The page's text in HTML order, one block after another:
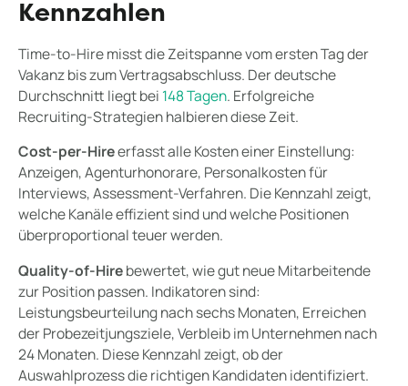
Kennzahlen
Time-to-Hire misst die Zeitspanne vom ersten Tag der
Vakanz bis zum Vertragsabschluss. Der deutsche
Durchschnitt liegt bei 148 Tagen. Erfolgreiche
Recruiting-Strategien halbieren diese Zeit.
Cost-per-Hireerfasst alle Kosten einer Einstellung:
Anzeigen, Agenturhonorare, Personalkosten für
Interviews, Assessment-Verfahren. Die Kennzahl zeigt,
welche Kanäle effizient sind und welche Positionen
überproportional teuer werden.
Quality-of-Hirebewertet, wie gut neue Mitarbeitende
zur Position passen. Indikatoren sind:
Leistungsbeurteilung nach sechs Monaten, Erreichen
der Probezeitjungsziele, Verbleib im Unternehmen nach
24 Monaten. Diese Kennzahl zeigt, ob der
Auswahlprozess die richtigen Kandidaten identifiziert.